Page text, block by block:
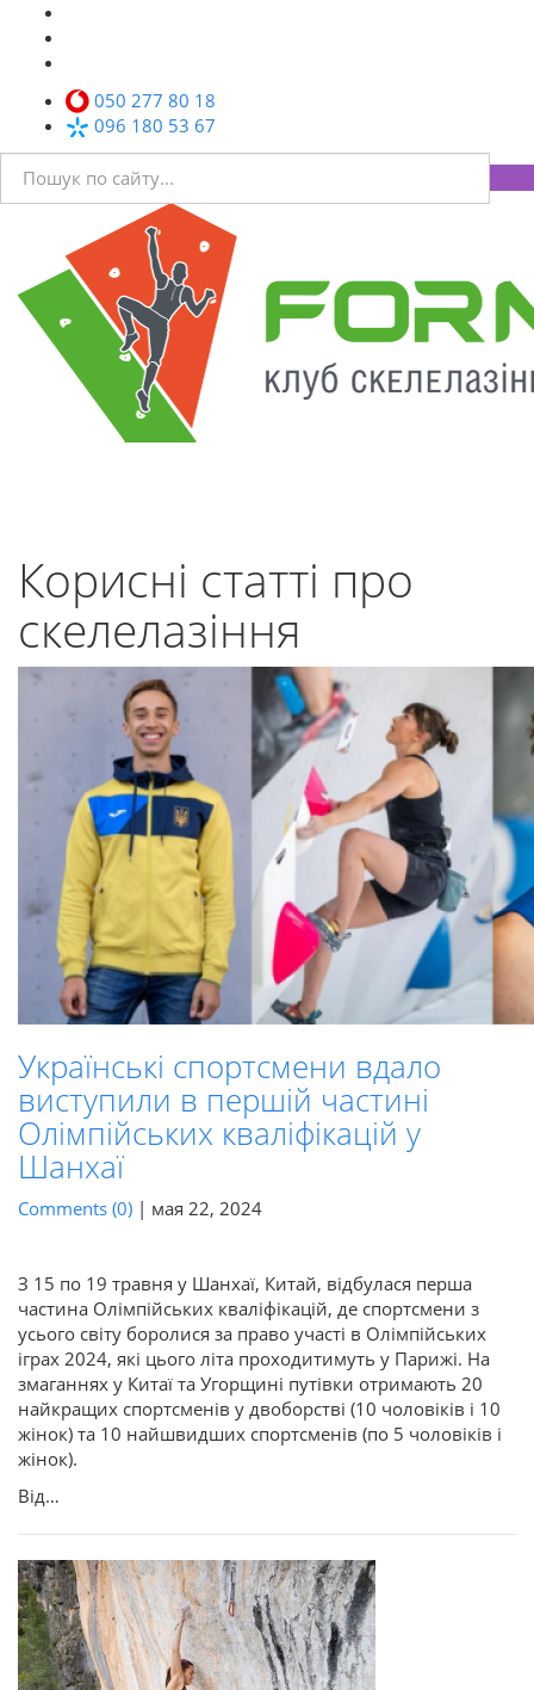
050 277 80 18
096 180 53 67
Корисні статті про
скелелазіння
Українські спортсмени вдало
виступили в першій частині
Олімпійських кваліфікацій у
Шанхаї
Comments (0) | мая 22, 2024
З 15 по 19 травня у Шанхаї, Китай, відбулася перша
частина Олімпійських кваліфікацій, де спортсмени з
усього світу боролися за право участі в Олімпійських
іграх 2024, які цього літа проходитимуть у Парижі. На
змаганнях у Китаї та Угорщині путівки отримають 20
найкращих спортсменів у двоборстві (10 чоловіків і 10
жінок) та 10 найшвидших спортсменів (по 5 чоловіків і
жінок).
Від…